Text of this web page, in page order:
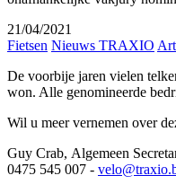
21/04/2021
Fietsen Nieuws TRAXIO
De voorbije jaren vielen
won. Alle genomineerde
Wil u meer vernemen over
Guy Crab, Algemeen
0475 545 007 -